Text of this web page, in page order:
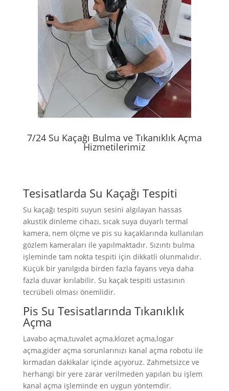
7/24 Su Kaçağı Bulma ve Tıkanıklık Açma
Hizmetilerimiz
Tesisatlarda Su Kaçağı Tespiti
Su kaçağı tespiti suyun sesini algılayan hassas
akustik dinleme cihazı, sıcak suya duyarlı termal
kamera, nem ölçme ve pis su kaçaklarında kullanılan
gözlem kameraları ile yapılmaktadır. Sızıntı bulma
işleminde tam nokta tespiti için dikkatli olunmalıdır.
Küçük bir yanılgıda birden fazla fayans veya daha
fazla duvar kırılabilir. Su kaçak tespiti ustasının
tecrübeli olması önemlidir.
Pis Su Tesisatlarında Tıkanıklık
Açma
Lavabo açma,tuvalet açma,klozet açma,logar
açma,gider açma sorunlarınızı kanal açma robotu ile
kırmadan dakikalar içinde açıyoruz. Zahmetsizce ve
herhangi bir yere zarar verilmeden yapılan bu işlem
kanal açma işleminde en uygun yöntemdir.